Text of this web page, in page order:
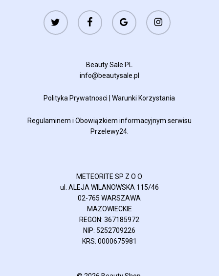
twitter facebook
google-
plus
instagram
Beauty Sale PL
info@beautysale.pl
Polityka Prywatnosci |Warunki Korzystania
Regulaminem i Obowiązkiem informacyjnym serwisu
Przelewy24.
METEORITE SP Z O O
ul. ALEJA WILANOWSKA 115/46
02-765 WARSZAWA
MAZOWIECKIE
REGON: 367185972
NIP: 5252709226
KRS: 0000675981